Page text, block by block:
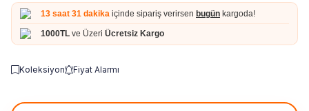
13 saat 31 dakika içinde sipariş verirsen bugün kargoda!
1000TL ve Üzeri Ücretsiz Kargo
Koleksiyon Fiyat Alarmı